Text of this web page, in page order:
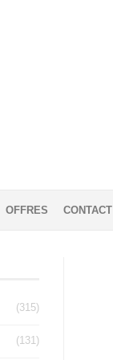
OFFRES CONTACT
(315)
(131)